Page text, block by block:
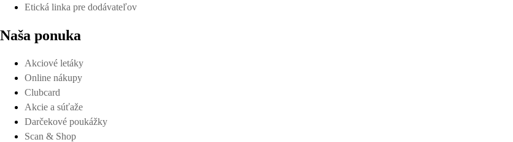
Etická linka pre dodávateľov
Naša ponuka
Akciové letáky
Online nákupy
Clubcard
Akcie a súťaže
Darčekové poukážky
Scan & Shop